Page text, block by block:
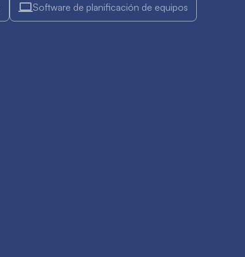
Software de planificación de equipos